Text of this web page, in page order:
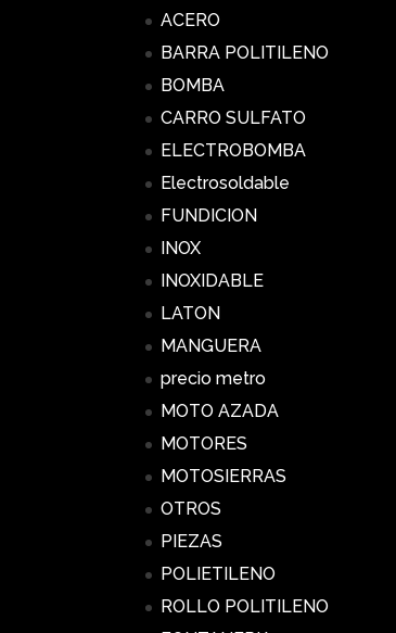
ACERO
BARRA POLITILENO
BOMBA
CARRO SULFATO
ELECTROBOMBA
Electrosoldable
FUNDICION
INOX
INOXIDABLE
LATON
MANGUERA
precio metro
MOTO AZADA
MOTORES
MOTOSIERRAS
OTROS
PIEZAS
POLIETILENO
ROLLO POLITILENO